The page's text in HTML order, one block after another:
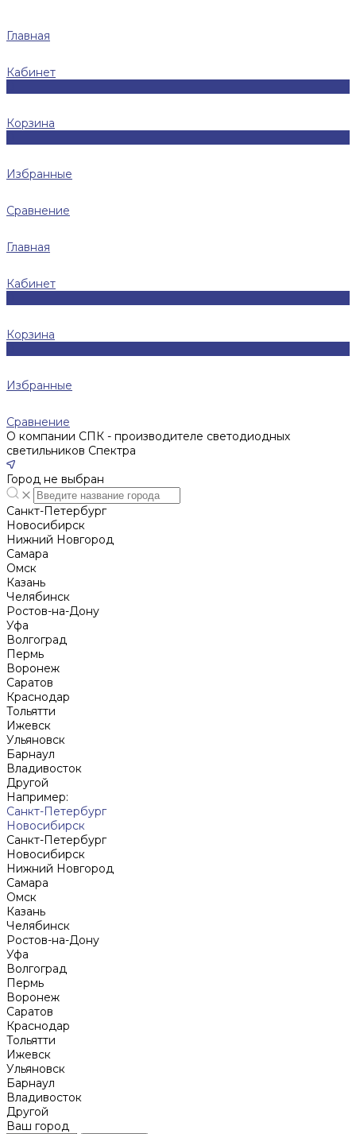
Главная
Кабинет
Корзина
Избранные
Сравнение
Главная
Кабинет
Корзина
Избранные
Сравнение
О компании СПК - производителе светодиодных
светильников Спектра
Город не выбран
Санкт-Петербург
Новосибирск
Нижний Новгород
Cамара
Омск
Казань
Челябинск
Ростов-на-Дону
Уфа
Волгоград
Пермь
Воронеж
Саратов
Краснодар
Тольятти
Ижевск
Ульяновск
Барнаул
Владивосток
Другой
Например:
Санкт-Петербург
Новосибирск
Санкт-Петербург
Новосибирск
Нижний Новгород
Cамара
Омск
Казань
Челябинск
Ростов-на-Дону
Уфа
Волгоград
Пермь
Воронеж
Саратов
Краснодар
Тольятти
Ижевск
Ульяновск
Барнаул
Владивосток
Другой
Ваш город